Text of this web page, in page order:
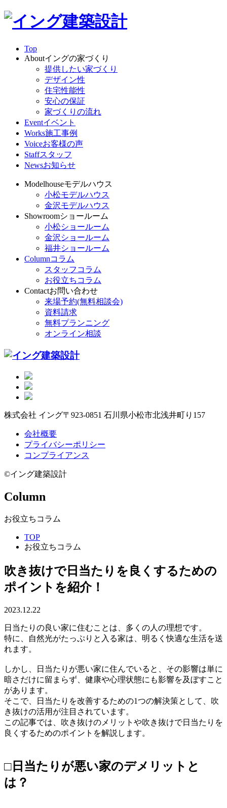
Top
Aboutイングの家づくり
提供したい家づくり
デザイン性
住宅性能性
安心の保証
家づくりの流れ
Eventイベント
Works施工事例
Voiceお客様の声
Staffスタッフ
Newsお知らせ
Modelhouseモデルハウス
小松モデルハウス
金沢モデルハウス
Showroomショールーム
小松ショールーム
金沢ショールーム
福井ショールーム
Columnコラム
スタッフコラム
お役立ちコラム
Contactお問い合わせ
来場予約(無料相談会)
資料請求
無料プランニング
オンライン相談
株式会社 イング〒923-0851 石川県小松市北浅井町り157
会社概要
プライバシーポリシー
コンプライアンス
©イング建築設計
Column
お役立ちコラム
TOP
お役立ちコラム
吹き抜けで日当たりを良くするための
ポイントを紹介！
2023.12.22
日当たりの良い家に住むことは、多くの人の理想です。
特に、自然光がたっぷりと入る家は、明るく快適な生活を送
れます。
しかし、日当たりが悪い家に住んでいると、その影響は単に
暗さだけに留まらず、健康や心理状態にも影響を及ぼすこと
があります。
そこで、日当たりを改善するための1つの解決策として、吹
き抜けの活用が注目されています。
この記事では、吹き抜けのメリットや吹き抜けで日当たりを
良くするためのポイントを解説します。
□日当たりが悪い家のデメリットと
は？